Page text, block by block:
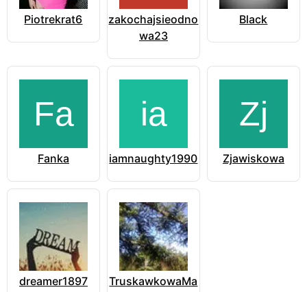
Piotrekrat6
zakochajsieodno
wa23
Black
Fanka iamnaughty1990 Zjawiskowa
dreamer1897
TruskawkowaMa